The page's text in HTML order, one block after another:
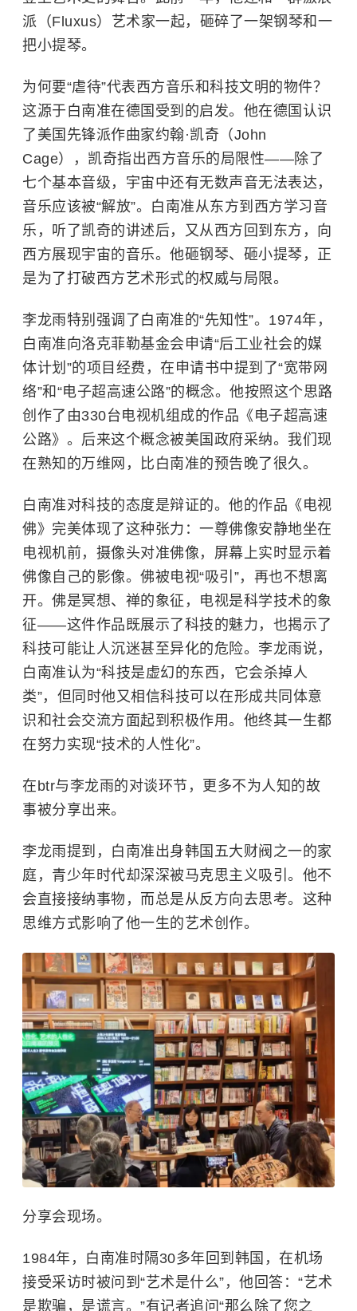
派（Fluxus）艺术家一起，砸碎了一架钢琴和一
把小提琴。
为何要“虐待”代表西方音乐和科技文明的物件？
这源于白南准在德国受到的启发。他在德国认识
了美国先锋派作曲家约翰·凯奇（John
Cage），凯奇指出西方音乐的局限性——除了
七个基本音级，宇宙中还有无数声音无法表达，
音乐应该被“解放”。白南准从东方到西方学习音
乐，听了凯奇的讲述后，又从西方回到东方，向
西方展现宇宙的音乐。他砸钢琴、砸小提琴，正
是为了打破西方艺术形式的权威与局限。
李龙雨特别强调了白南准的“先知性”。1974年，
白南准向洛克菲勒基金会申请“后工业社会的媒
体计划”的项目经费，在申请书中提到了“宽带网
络”和“电子超高速公路”的概念。他按照这个思路
创作了由330台电视机组成的作品《电子超高速
公路》。后来这个概念被美国政府采纳。我们现
在熟知的万维网，比白南准的预告晚了很久。
白南准对科技的态度是辩证的。他的作品《电视
佛》完美体现了这种张力：一尊佛像安静地坐在
电视机前，摄像头对准佛像，屏幕上实时显示着
佛像自己的影像。佛被电视“吸引”，再也不想离
开。佛是冥想、禅的象征，电视是科学技术的象
征——这件作品既展示了科技的魅力，也揭示了
科技可能让人沉迷甚至异化的危险。李龙雨说，
白南准认为“科技是虚幻的东西，它会杀掉人
类”，但同时他又相信科技可以在形成共同体意
识和社会交流方面起到积极作用。他终其一生都
在努力实现“技术的人性化”。
在btr与李龙雨的对谈环节，更多不为人知的故
事被分享出来。
李龙雨提到，白南准出身韩国五大财阀之一的家
庭，青少年时代却深深被马克思主义吸引。他不
会直接接纳事物，而总是从反方向去思考。这种
思维方式影响了他一生的艺术创作。
分享会现场。
1984年，白南准时隔30多年回到韩国，在机场
接受采访时被问到“艺术是什么”，他回答：“艺术
是欺骗，是谎言。”有记者追问“那么除了您之